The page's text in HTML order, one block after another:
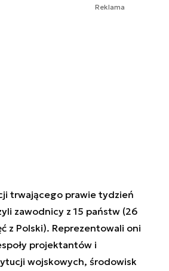
Reklama
trwającego prawie tydzień
zawodnicy z 15 państw (26
z Polski). Reprezentowali oni
projektantów i
wojskowych, środowisk